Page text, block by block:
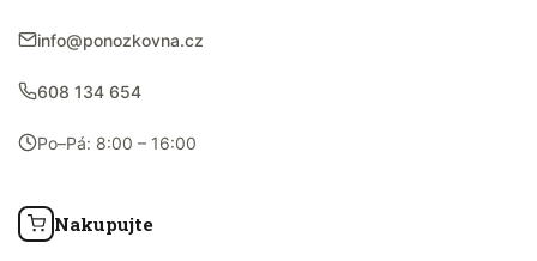
info@ponozkovna.cz
608 134 654
Po–Pá: 8:00 – 16:00
Nakupujte